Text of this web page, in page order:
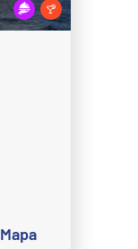
Mapa